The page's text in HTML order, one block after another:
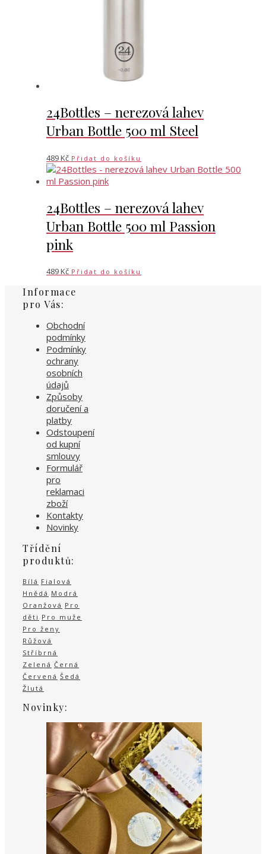
24Bottles – nerezová lahev
Urban Bottle 500 ml Steel
489Kč Přidat do košíku
24Bottles – nerezová lahev
Urban Bottle 500 ml Passion
pink
489Kč Přidat do košíku
Informace
pro Vás:
Obchodní
podmínky
Podmínky
ochrany
osobních
údajů
Způsoby
doručení a
platby
Odstoupení
od kupní
smlouvy
Formulář
pro
reklamaci
zboží
Kontakty
Novinky
Třídění
produktů:
Bílá Fialová
Hnědá Modrá
Oranžová Pro
děti Pro muže
Pro ženy
Růžová
Stříbrná
Zelená Černá
Červená Šedá
Žlutá
Novinky: